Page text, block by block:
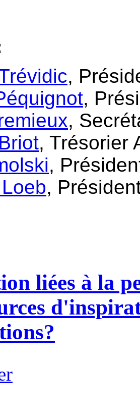
,
,
,
, Trésorier
,
,
liées à la